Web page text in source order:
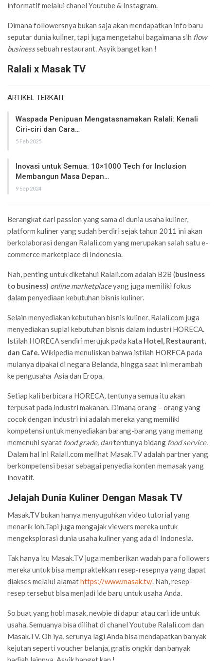
informatif melalui chanel Youtube & Instagram.
Dimana followersnya bukan saja akan mendapatkan info baru
seputar dunia kuliner, tapi juga mengetahui bagaimana sih flow
businesssebuah restaurant. Asyik banget kan !
Ralali x Masak TV
ARTIKEL TERKAIT
Waspada Penipuan Mengatasnamakan Ralali: Kenali
Ciri-ciri dan Cara…
5 Feb 2025
Inovasi untuk Semua: 10×1000 Tech for Inclusion
Membangun Masa Depan…
9 Sep 2024
Berangkat dari passion yang sama di dunia usaha kuliner,
platform kuliner yang sudah berdiri sejak tahun 2011 ini akan
berkolaborasi dengan Ralali.com yang merupakan salah satu e-
commerce marketplace di Indonesia.
Nah, penting untuk diketahui Ralali.com adalah B2B (business
to business) onlinemarketplaceyang juga memiliki fokus
dalam penyediaan kebutuhan bisnis kuliner.
Selain menyediakan kebutuhan bisnis kuliner, Ralali.com juga
menyediakan suplai kebutuhan bisnis dalam industri HORECA.
Istilah HORECA sendiri merujuk pada kata Hotel, Restaurant,
dan Cafe.Wikipedia menuliskan bahwa istilah HORECApada
mulanya dipakai di negara Belanda, hingga saat ini merambah
ke pengusaha Asia dan Eropa.
Setiap kali berbicara HORECA, tentunya semua itu akan
terpusat pada industri makanan. Dimana orang – orang yang
cocok dengan industri ini adalah mereka yang memiliki
kompetensi untuk menyediakan barang-barang yang memang
memenuhi syarat food grade, dantentunya bidang food service.
Dalam hal ini Ralali.com melihat Masak.TV adalah partner yang
berkompetensi besar sebagai penyedia konten memasak yang
inovatif.
Jelajah Dunia Kuliner Dengan Masak TV
Masak.TV bukan hanya menyuguhkan video tutorial yang
menarik loh.Tapi juga mengajak viewers mereka untuk
mengeksplorasi dunia usaha kuliner yang ada di Indonesia.
Tak hanya itu Masak.TV juga memberikan wadah para followers
mereka untuk bisa mempraktekkan resep-resepnya yang dapat
diakses melalui alamathttps://www.masak.tv/. Nah, resep-
resep tersebut bisa menjadi ide baru untuk usaha Anda.
So buat yang hobi masak, newbie di dapur atau cari ide untuk
usaha. Semuanya bisa dilihat di chanel Youtube Ralali.com dan
Masak.TV. Oh iya, serunya lagi Anda bisa mendapatkan banyak
kejutan seperti voucher belanja, gratis ongkir dan banyak